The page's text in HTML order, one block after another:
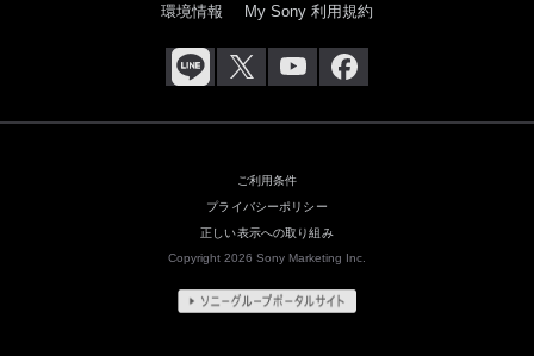
環境情報
My Sony 利用規約
ご利用条件
プライバシーポリシー
正しい表示への取り組み
Copyright 2026 Sony Marketing Inc.